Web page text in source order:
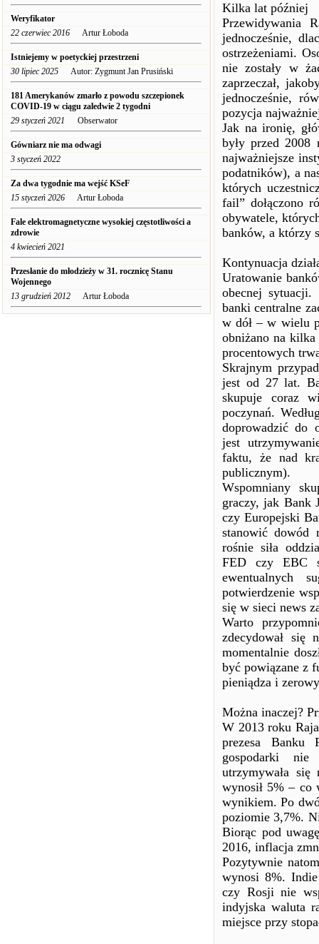
Weryfikator
22 czerwiec 2016 Artur Łoboda
Istniejemy w poetyckiej przestrzeni
30 lipiec 2025 Autor: Zygmunt Jan Prusiński
181 Amerykanów zmarło z powodu szczepionek
COVID-19 w ciągu zaledwie 2 tygodni
29 styczeń 2021 Obserwator
Gówniarz nie ma odwagi
3 styczeń 2022
Za dwa tygodnie ma wejść KSeF
15 styczeń 2026 Artur Łoboda
Fale elektromagnetyczne wysokiej częstotliwości a
zdrowie
4 kwiecień 2021
Przesłanie do młodzieży w 31. rocznicę Stanu
Wojennego
13 grudzień 2012 Artur Łoboda
Kilka lat później
Przewidywania
jednocześnie,
ostrzeżeniami.
nie zostały w
zaprzeczał,
jednocześnie,
pozycja
Jak na ironię,
były przed 2008
najważniejsze
podatników), a
których
fail” dołączono
obywatele,
banków, a którzy
Kontynuacja
Uratowanie
obecnej
banki centralne
w dół – w wielu
obniżano na
procentowych
Skrajnym
jest od 27 lat.
skupuje coraz
poczynań.
doprowadzić do
jest
faktu, że nad
publicznym).
Wspomniany
graczy, jak Bank
czy Europejski
stanowić dowód
rośnie siła
FED czy EBC
ewentualnych
potwierdzenie
się w sieci news
Warto
zdecydował się
momentalnie
być powiązane z
pieniądza i
Można inaczej?
W 2013 roku
prezesa Banku
gospodarki nie
utrzymywała
wynosił 5% – co
wynikiem. Po
poziomie 3,7%.
Biorąc pod
2016, inflacja
Pozytywnie
wynosi 8%.
czy Rosji nie
indyjska waluta
miejsce przy